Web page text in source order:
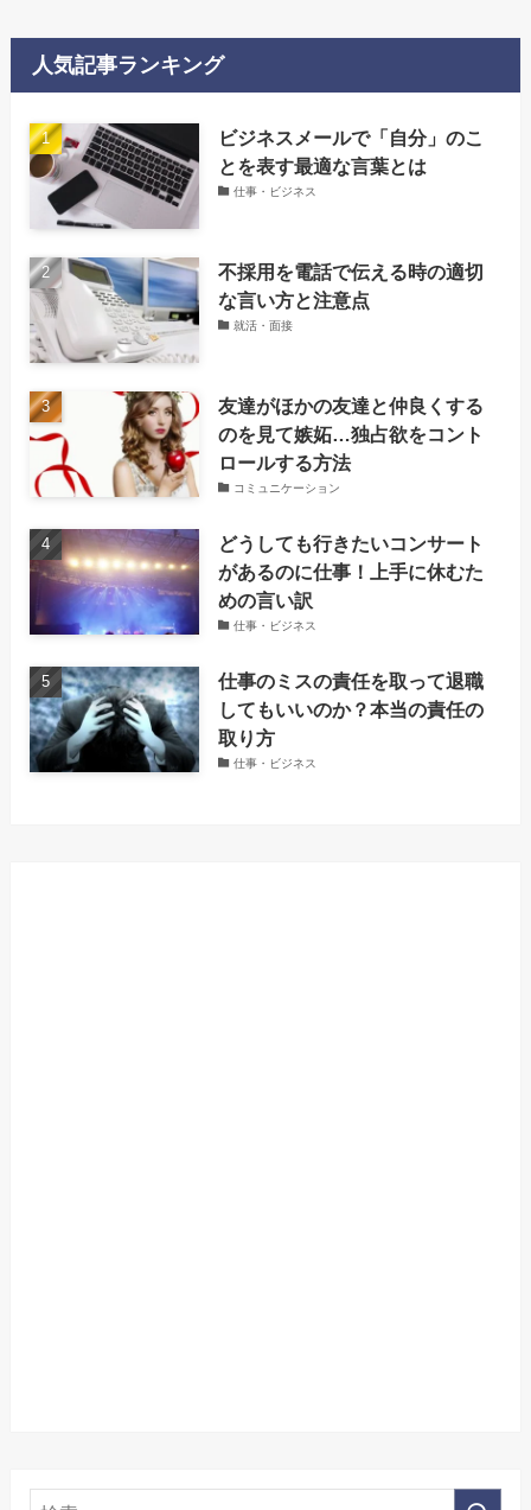
人気記事ランキング
‌ビジネスメールで「自分」のこ
とを表す最適な言葉とは
仕事・ビジネス
不採用を電話で伝える時の適切
な言い方と注意点
就活・面接
友達がほかの友達と仲良くする
のを見て嫉妬…独占欲をコント
ロールする方法
コミュニケーション
どうしても行きたいコンサート
があるのに仕事！上手に休むた
めの言い訳
仕事・ビジネス
仕事のミスの責任を取って退職
してもいいのか？本当の責任の
取り方
仕事・ビジネス